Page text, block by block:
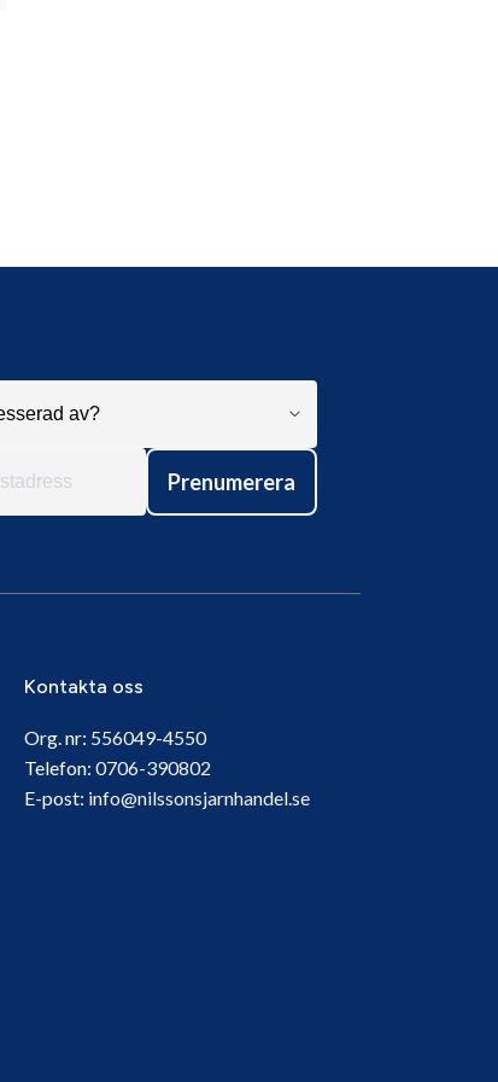
Prenumerera
Kontakta oss
Org. nr: 556049-4550
Telefon: 0706-390802
E-post: info@nilssonsjarnhandel.se